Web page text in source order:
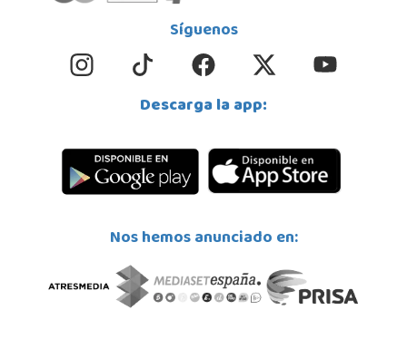
Síguenos
Descarga la app:
Nos hemos anunciado en: